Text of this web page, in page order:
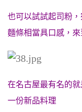
也可以試試起司粉
麵條相當具口感，
在名古屋最有名的
一份新品料理